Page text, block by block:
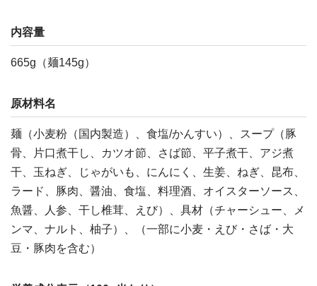
内容量
665g（麺145g）
原材料名
麺（小麦粉（国内製造）、食塩/かんすい）、スープ（豚
骨、片口煮干し、カツオ節、さば節、平子煮干、アジ煮
干、玉ねぎ、じゃがいも、にんにく、生姜、ねぎ、昆布、
ラード、豚肉、醤油、食塩、料理酒、オイスターソース、
魚醤、人参、干し椎茸、えび）、具材（チャーシュー、メ
ンマ、ナルト、柚子）、（一部に小麦・えび・さば・大
豆・豚肉を含む）